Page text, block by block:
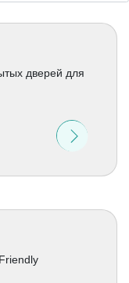
дверей для